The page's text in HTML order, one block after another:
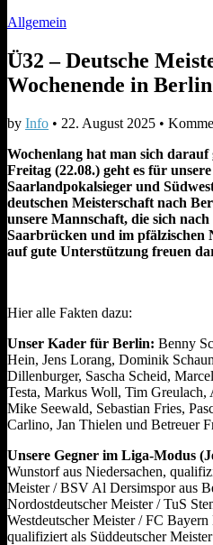
Allgemein
Ü32 – Deutsche
Wochenende in Berlin
by Info • 22. August 2025 •
Wochenlang hat man sich
Freitag (22.08.) geht es für
Saarlandpokalsieger und
deutschen Meisterschaft nach
unsere Mannschaft, die sich
Saarbrücken und im pfälzischen
auf gute Unterstützung freuen
Hier alle Fakten dazu:
Unser Kader für Berlin: Benny
Hein, Jens Lorang, Dominik
Dillenburger, Sascha Scheid,
Testa, Markus Woll, Tim
Mike Seewald, Sebastian Fries,
Carlino, Jan Thielen und Betreuer
Unsere Gegner im Liga-Modus
Wunstorf aus Niedersachen,
Meister / BSV Al Dersimspor aus
Nordostdeutscher Meister / TuS
Westdeutscher Meister / FC
qualifiziert als Süddeutscher Meister